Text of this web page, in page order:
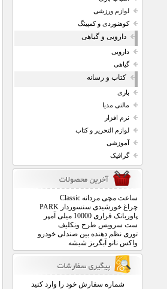
لوازم ورزشی
کوهنوردی و کمپینگ
دارویی و گیاهی
دارویی
گیاهی
کتاب و رسانه
بازی
مالتی مدیا
نرم افزار
لوازم التحریر و کتاب
آموزشی
گرافیک
ساعت مچی مردانه Classic
چراغ خورشیدی سنسوردار PARK
پاوربانک فراری 10000 میلی آمپر
ست سرویس طرح ونکلیف
توری نظم دهنده بین صندلی خودرو
واکس نانو آبگریز شیشه
شماره سفارش خود را وارد کنید